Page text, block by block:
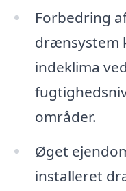
Forbedring
drænsystem
indeklima
områder.
Øget
installeret